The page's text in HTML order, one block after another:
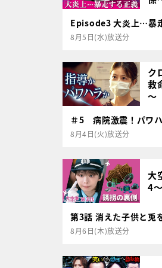
Episode3 大炎上…暴
8月5日(水)放送分
ク
救
～
＃5 病院激震！パワ
8月4日(火)放送分
大
4～
第3話 消えた子供と兎
8月6日(木)放送分